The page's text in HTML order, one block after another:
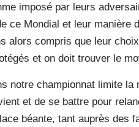
imposé par leurs
ce Mondial et leur manière
alors compris que leur
et on doit trouver le
notre championnat limite la
et de se battre pour
béante, tant auprès des